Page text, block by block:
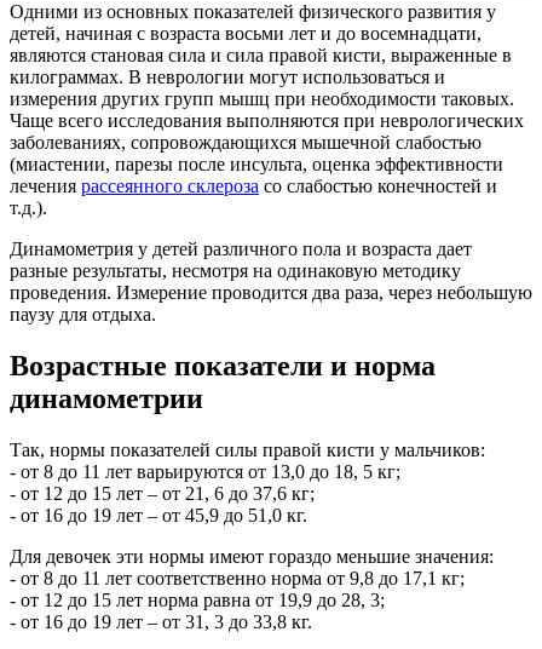
Одними из основных показателей физического развития у
детей, начиная с возраста восьми лет и до восемнадцати,
являются становая сила и сила правой кисти, выраженные в
килограммах. В неврологии могут использоваться и
измерения других групп мышц при необходимости таковых.
Чаще всего исследования выполняются при неврологических
заболеваниях, сопровождающихся мышечной слабостью
(миастении, парезы после инсульта, оценка эффективности
лечения рассеянного склероза со слабостью конечностей и
т.д.).
Динамометрия у детей различного пола и возраста дает
разные результаты, несмотря на одинаковую методику
проведения. Измерение проводится два раза, через небольшую
паузу для отдыха.
Возрастные показатели и норма
динамометрии
Так, нормы показателей силы правой кисти у мальчиков:
- от 8 до 11 лет варьируются от 13,0 до 18, 5 кг;
- от 12 до 15 лет – от 21, 6 до 37,6 кг;
- от 16 до 19 лет – от 45,9 до 51,0 кг.
Для девочек эти нормы имеют гораздо меньшие значения:
- от 8 до 11 лет соответственно норма от 9,8 до 17,1 кг;
- от 12 до 15 лет норма равна от 19,9 до 28, 3;
- от 16 до 19 лет – от 31, 3 до 33,8 кг.